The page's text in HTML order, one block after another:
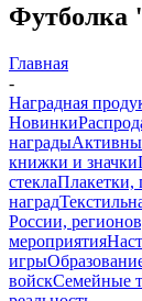
Футболка
Главная
-
Наградная
Новинки
награды
книжки и значки
стеклаПлакетки,
наград
России,
мероприятия
игры
войскСемейные